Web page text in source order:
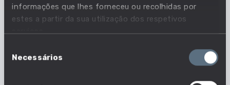
informações que lhes forneceu ou recolhidas por
estes a partir da sua utilização dos respetivos
serviços.
deNecessários
Dados De Curso